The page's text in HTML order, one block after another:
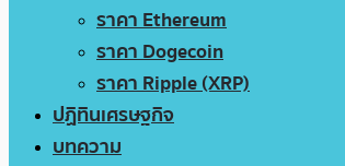
ราคา Ethereum
ราคา Dogecoin
ราคา Ripple (XRP)
ปฏิทินเศรษฐกิจ
บทความ